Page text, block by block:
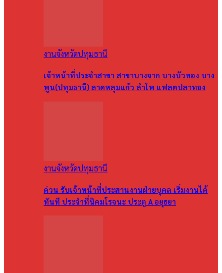
งานจังหวัดปทุมธานี
เจ้าหน้าที่ประจำสาขา สาขาบางจาก บางบัวทอง บาง
พูน(ปทุมธานี) ลาดหลุมแก้ว ลำโพ แฟลตปลาทอง
งานจังหวัดปทุมธานี
ด่วน รับเจ้าหน้าที่ประสานงานฝ่ายบุคล เริ่มงานได้
ทันที ประจำที่นิคมโรจนะ ประตู A อยุธยา